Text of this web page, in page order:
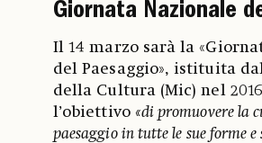
Giornata Nazionale
Il 14 marzo sarà la
del Paesaggio», istituita
della Cultura (Mic) nel
l’obiettivo «di promuovere la
paesaggio in tutte le sue forme e